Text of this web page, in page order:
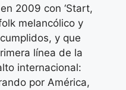
2009 con ‘Start,
melancólico y
y que
línea de la
internacional:
por América,